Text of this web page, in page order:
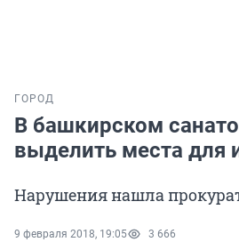
ГОРОД
В башкирском
выделить места для
Нарушения нашла
9 февраля 2018, 19:05 3 666